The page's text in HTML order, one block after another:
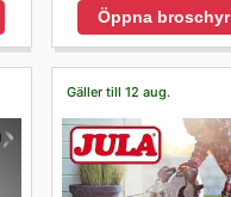
Öppna broschyr
Gäller till 12 aug.